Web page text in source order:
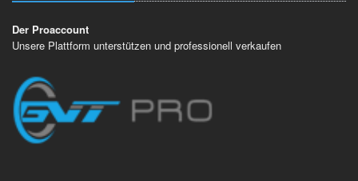
Der Proaccount
Unsere Plattform unterstützen und professionell verkaufen